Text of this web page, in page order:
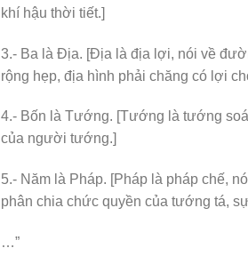
khí hậu thời tiết.]
3.- Ba là Địa. [Địa là địa lợi, nói về
rộng hẹp, địa hình phải chăng có lợi
4.- Bốn là Tướng. [Tướng là tướng
của người tướng.]
5.- Năm là Pháp. [Pháp là pháp chế,
phân chia chức quyền của tướng tá,
…”